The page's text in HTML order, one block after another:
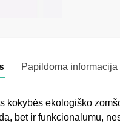
Papildoma informacija
kokybės ekologiško
bet ir funkcionalumu,